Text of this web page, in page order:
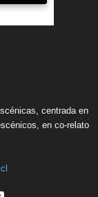
centrada en
en co-relato